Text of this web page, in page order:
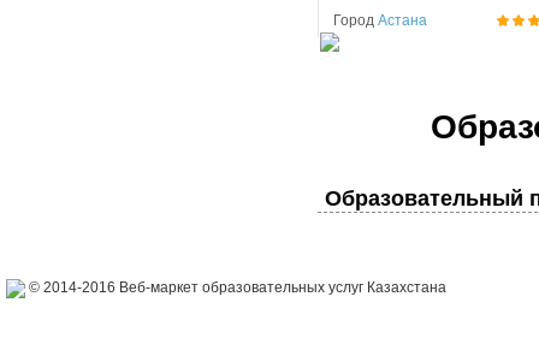
Город Астана
Образовательный
© 2014-2016 Веб-маркет образовательных услуг Казахстана